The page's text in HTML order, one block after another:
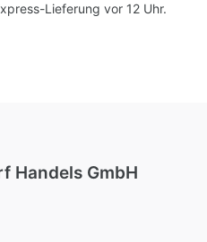
Lieferung vor 12 Uhr.
Handels GmbH